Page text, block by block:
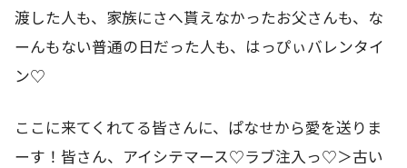
渡した人も、家族にさへ貰えなかったお父さんも、な
ーんもない普通の日だった人も、はっぴぃバレンタイ
ン♡
ここに来てくれてる皆さんに、ぱなせから愛を送りま
ーす！皆さん、アイシテマース♡ラブ注入っ♡＞古い